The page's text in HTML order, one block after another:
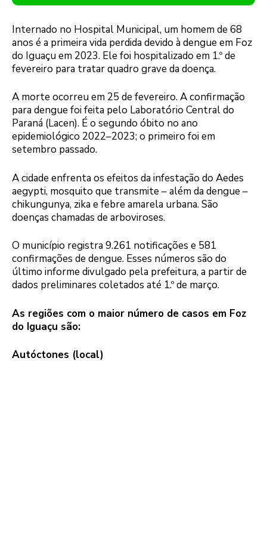
Internado no Hospital Municipal, um homem de 68
anos é a primeira vida perdida devido à dengue em Foz
do Iguaçu em 2023. Ele foi hospitalizado em 1.º de
fevereiro para tratar quadro grave da doença.
A morte ocorreu em 25 de fevereiro. A confirmação
para dengue foi feita pelo Laboratório Central do
Paraná (Lacen). É o segundo óbito no ano
epidemiológico 2022–2023; o primeiro foi em
setembro passado.
A cidade enfrenta os efeitos da infestação do Aedes
aegypti, mosquito que transmite – além da dengue –
chikungunya, zika e febre amarela urbana. São
doenças chamadas de arboviroses.
O município registra 9.261 notificações e 581
confirmações de dengue. Esses números são do
último informe divulgado pela prefeitura, a partir de
dados preliminares coletados até 1.º de março.
As regiões com o maior número de casos em Foz
do Iguaçu são:
Autóctones (local)